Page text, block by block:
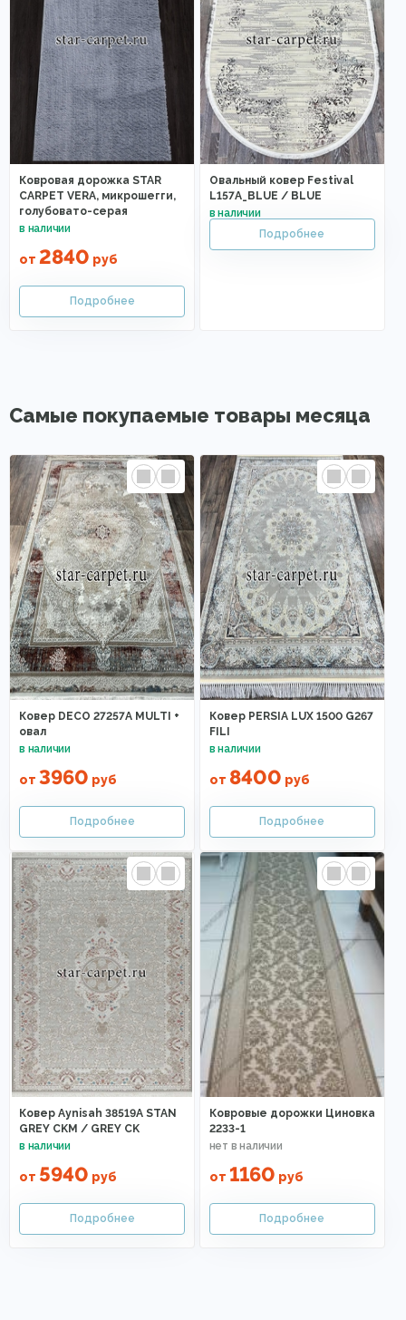
Ковровая дорожка STAR
CARPET VERA, микрошегги,
голубовато-серая
от 2840 руб
Овальный ковер Festival
L157A_BLUE / BLUE
Самые покупаемые товары месяца
Ковер DECO 27257A MULTI +
овал
от 3960 руб
Ковер PERSIA LUX 1500 G267
FILI
от 8400 руб
Ковер Aynisah 38519A STAN
GREY CKM / GREY CK
от 5940 руб
Ковровые дорожки Циновка
2233-1
от 1160 руб